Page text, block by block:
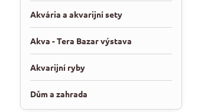
Akvária a akvarijní sety
Akva - Tera Bazar výstava
Akvarijní ryby
Dům a zahrada